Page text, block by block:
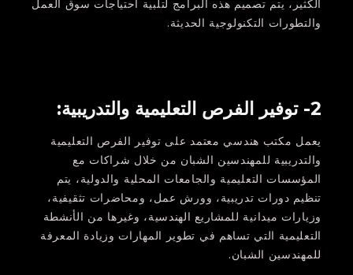
الكثير، يتم تصميم هذه البرامج لتلبية احتياجات سوق العمل
والتطورات التكنولوجية الحديثة.
2- توفير الفرص التعليمية والتدريبية:
يعمل مكتب هندسي معتمد على توفير الفرص التعليمية
والتدريبية للمهندسين الشبان من خلال شراكات مع
المؤسسات التعليمية والجامعات المحلية والدولية، يتم
تنظيم دورات تدريبية، وورش عمل، ومحاضرات تثقيفية،
وزيارات ميدانية للمشاريع الهندسية، وغيرها من الأنشطة
التعليمية التي تساهم في تطوير المهارات وزيادة المعرفة
للمهندسين الشبان.